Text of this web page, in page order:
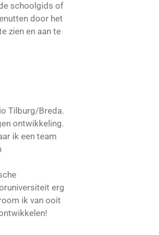
schoolgids of
door het
zien en aan te
Tilburg/Breda.
ontwikkeling.
ik een team
erg
ik van ooit